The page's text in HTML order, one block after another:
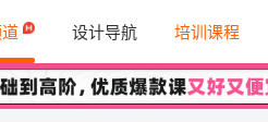
设计导航 培训课程